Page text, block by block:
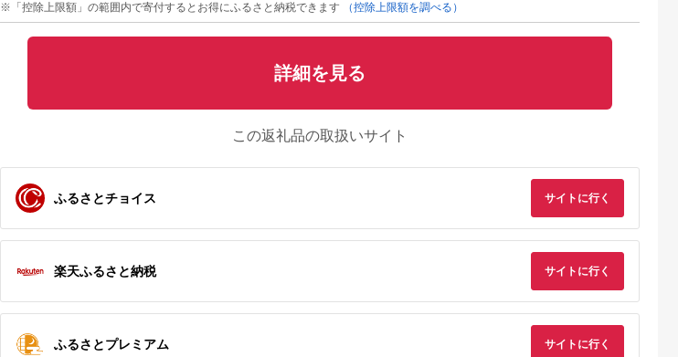
※「控除上限額」の範囲内で寄付するとお得にふるさと納税できます
（控除上限額を調べる）
詳細を見る
この返礼品の取扱いサイト
ふるさとチョイス サイトに行く
楽天ふるさと納税 サイトに行く
ふるさとプレミアム サイトに行く